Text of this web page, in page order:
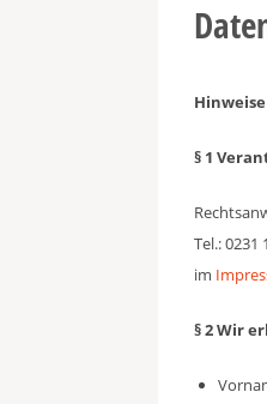
§ 1
Tel.: 0231
im
§ 2 Wir